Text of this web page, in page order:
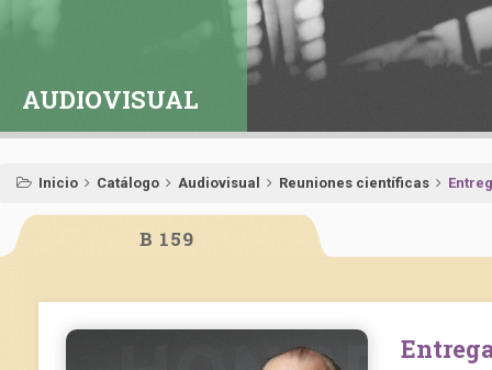
AUDIOVISUAL
Inicio Catálogo Audiovisual Reuniones científicas
B 159
Entrega Doctorado Honoris Causa: Mauricio